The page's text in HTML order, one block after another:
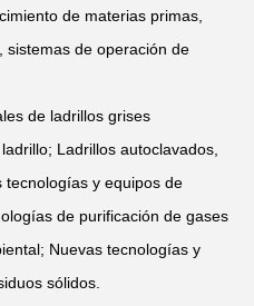
de materias primas,
sistemas de operación de
de ladrillos grises
Ladrillos autoclavados,
tecnologías y equipos de
de purificación de gases
Nuevas tecnologías y
sólidos.